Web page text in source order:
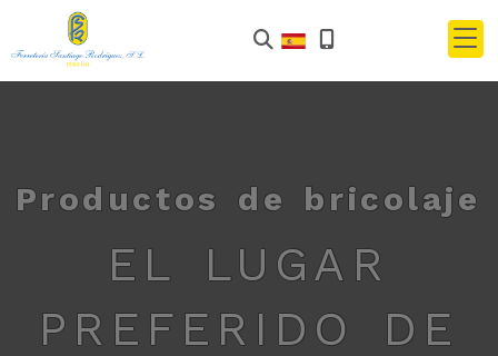
Productos de bricolaje
EL LUGAR
PREFERIDO DE